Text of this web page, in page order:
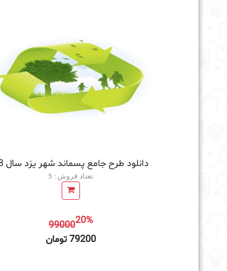
دانلود طرح جامع پسماند شهر یزد سال 88
تعداد فروش : 5
9900020%
79200 تومان